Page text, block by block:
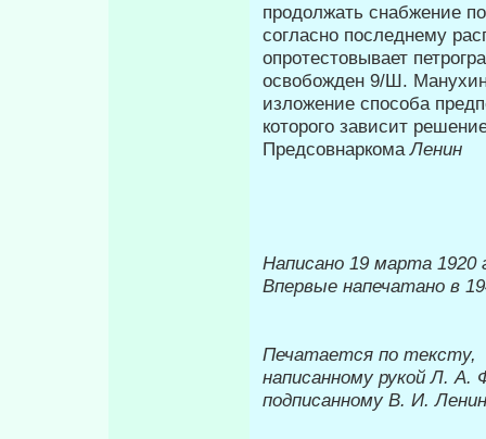
продолжать снабжение
согласно последнему
опротестовывает
освобожден 9/Ш.
изложение способа
которого зависит
ПредсовнаркомаЛенин
Написано 19 марта 1920
Впервые напечатано в
Печатается по тексту,
написанному рукой Л. А.
подписанному В. И.